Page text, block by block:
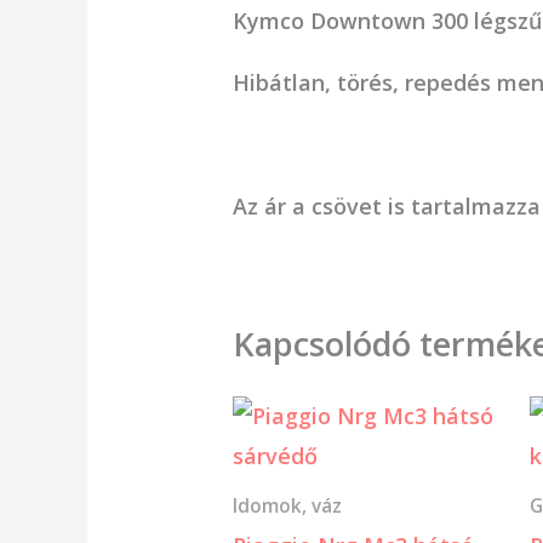
Kymco Downtown 300
Hibátlan, törés, repedés
Az ár a csövet is tartalmazza
Kapcsolódó
Idomok, váz